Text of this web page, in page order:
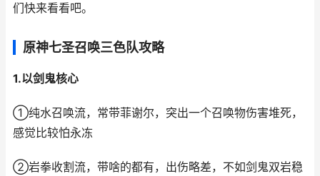
们快来看看吧。
原神七圣召唤三色队攻略
1.以剑鬼核心
①纯水召唤流，常带菲谢尔，突出一个召唤物伤害堆死，
感觉比较怕永冻
②岩拳收割流，带啥的都有，出伤略差，不如剑鬼双岩稳